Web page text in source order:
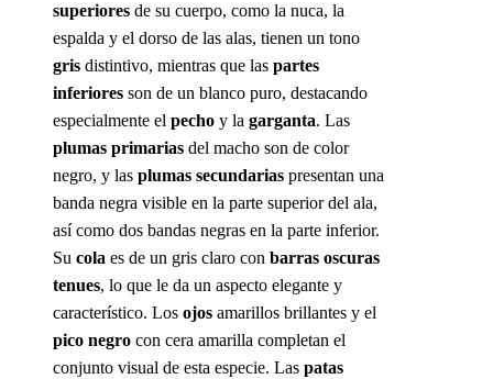
superiores de su cuerpo, como la nuca, la
espalda y el dorso de las alas, tienen un tono
gris distintivo, mientras que las partes
inferiores son de un blanco puro, destacando
especialmente el pecho y la garganta. Las
plumas primarias del macho son de color
negro, y las plumas secundarias presentan una
banda negra visible en la parte superior del ala,
así como dos bandas negras en la parte inferior.
Su cola es de un gris claro con barras oscuras
tenues, lo que le da un aspecto elegante y
característico. Los ojos amarillos brillantes y el
pico negro con cera amarilla completan el
conjunto visual de esta especie. Las patas